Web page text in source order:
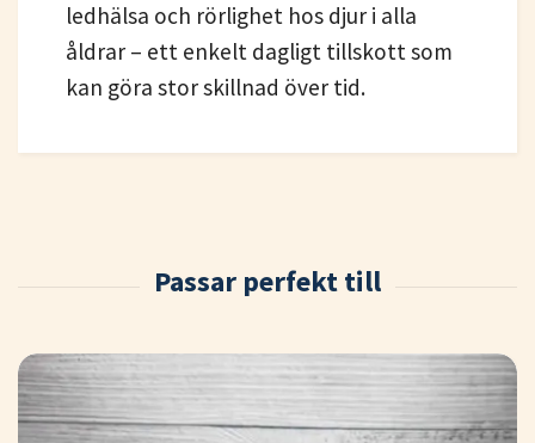
ledhälsa och rörlighet hos djur i alla
åldrar – ett enkelt dagligt tillskott som
kan göra stor skillnad över tid.